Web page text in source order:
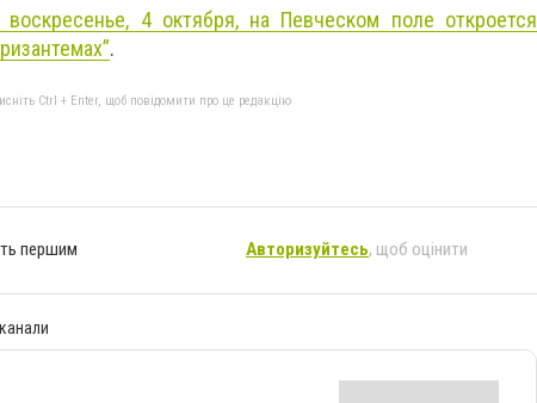
воскресенье, 4 октября, на Певческом поле откроется
.
Ctrl + Enter, щоб повідомити про це редакцію
першим Авторизуйтесь, щоб оцінити